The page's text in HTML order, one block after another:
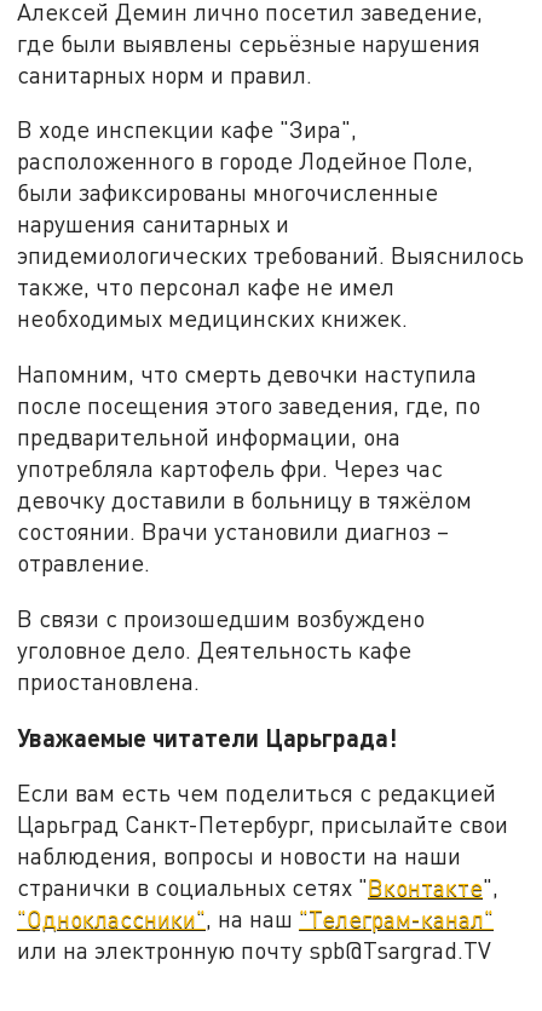
Алексей Демин лично посетил заведение,
где были выявлены серьёзные нарушения
санитарных норм и правил.
В ходе инспекции кафе "Зира",
расположенного в городе Лодейное Поле,
были зафиксированы многочисленные
нарушения санитарных и
эпидемиологических требований. Выяснилось
также, что персонал кафе не имел
необходимых медицинских книжек.
Напомним, что смерть девочки наступила
после посещения этого заведения, где, по
предварительной информации, она
употребляла картофель фри. Через час
девочку доставили в больницу в тяжёлом
состоянии. Врачи установили диагноз –
отравление.
В связи с произошедшим возбуждено
уголовное дело. Деятельность кафе
приостановлена.
Уважаемые читатели Царьграда!
Если вам есть чем поделиться с редакцией
Царьград Санкт-Петербург, присылайте свои
наблюдения, вопросы и новости на наши
странички в социальных сетях "Вконтакте",
"Одноклассники", на наш "Телеграм-канал"
или на электронную почту spb@Tsargrad.TV